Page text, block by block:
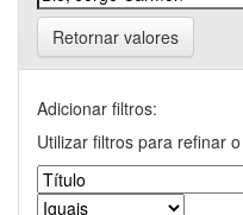
Retornar valores
Adicionar filtros:
Utilizar filtros para refinar